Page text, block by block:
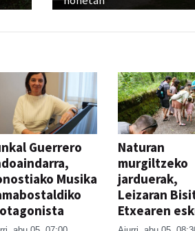
Guerrero
Musika
Naturan
murgiltzeko
jarduerak,
Leizaran
Etxearen